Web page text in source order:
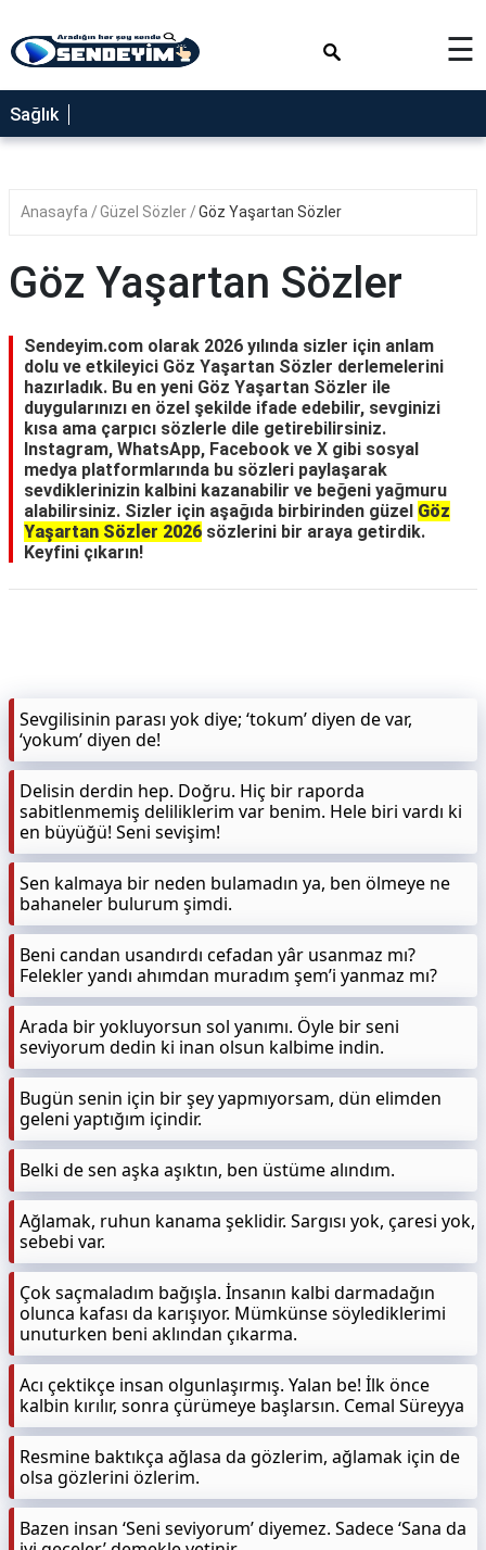
SAĞLIK
NEDİR
YEMEK
RÜYA
GEZİLECEK
YERLER
BLOG
☰
Sağlık
Anasayfa Güzel Sözler Göz Yaşartan Sözler
Göz Yaşartan Sözler
Sendeyim.com olarak 2026 yılında sizler için anlam
dolu ve etkileyici Göz Yaşartan Sözler derlemelerini
hazırladık. Bu en yeni Göz Yaşartan Sözler ile
duygularınızı en özel şekilde ifade edebilir, sevginizi
kısa ama çarpıcı sözlerle dile getirebilirsiniz.
Instagram, WhatsApp, Facebook ve X gibi sosyal
medya platformlarında bu sözleri paylaşarak
sevdiklerinizin kalbini kazanabilir ve beğeni yağmuru
alabilirsiniz. Sizler için aşağıda birbirinden güzel Göz
Yaşartan Sözler 2026 sözlerini bir araya getirdik.
Keyfini çıkarın!
Sevgilisinin parası yok diye; ‘tokum’ diyen de var,
‘yokum’ diyen de!
Delisin derdin hep. Doğru. Hiç bir raporda
sabitlenmemiş deliliklerim var benim. Hele biri vardı ki
en büyüğü! Seni sevişim!
Sen kalmaya bir neden bulamadın ya, ben ölmeye ne
bahaneler bulurum şimdi.
Beni candan usandırdı cefadan yâr usanmaz mı?
Felekler yandı ahımdan muradım şem’i yanmaz mı?
Arada bir yokluyorsun sol yanımı. Öyle bir seni
seviyorum dedin ki inan olsun kalbime indin.
Bugün senin için bir şey yapmıyorsam, dün elimden
geleni yaptığım içindir.
Belki de sen aşka aşıktın, ben üstüme alındım.
Ağlamak, ruhun kanama şeklidir. Sargısı yok, çaresi yok,
sebebi var.
Çok saçmaladım bağışla. İnsanın kalbi darmadağın
olunca kafası da karışıyor. Mümkünse söylediklerimi
unuturken beni aklından çıkarma.
Acı çektikçe insan olgunlaşırmış. Yalan be! İlk önce
kalbin kırılır, sonra çürümeye başlarsın. Cemal Süreyya
Resmine baktıkça ağlasa da gözlerim, ağlamak için de
olsa gözlerini özlerim.
Bazen insan ‘Seni seviyorum’ diyemez. Sadece ‘Sana da